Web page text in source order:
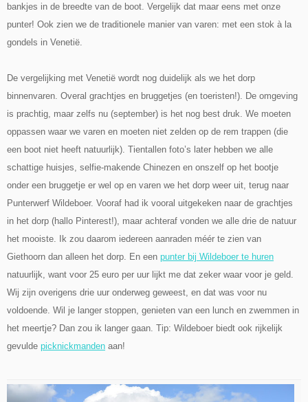
bankjes in de breedte van de boot. Vergelijk dat maar eens met onze
punter! Ook zien we de traditionele manier van varen: met een stok à la
gondels in Venetië.
De vergelijking met Venetië wordt nog duidelijk als we het dorp
binnenvaren. Overal grachtjes en bruggetjes (en toeristen!). De omgeving
is prachtig, maar zelfs nu (september) is het nog best druk. We moeten
oppassen waar we varen en moeten niet zelden op de rem trappen (die
een boot niet heeft natuurlijk). Tientallen foto’s later hebben we alle
schattige huisjes, selfie-makende Chinezen en onszelf op het bootje
onder een bruggetje er wel op en varen we het dorp weer uit, terug naar
Punterwerf Wildeboer. Vooraf had ik vooral uitgekeken naar de grachtjes
in het dorp (hallo Pinterest!), maar achteraf vonden we alle drie de natuur
het mooiste. Ik zou daarom iedereen aanraden méér te zien van
Giethoorn dan alleen het dorp. En een punter bij Wildeboer te huren
natuurlijk, want voor 25 euro per uur lijkt me dat zeker waar voor je geld.
Wij zijn overigens drie uur onderweg geweest, en dat was voor nu
voldoende. Wil je langer stoppen, genieten van een lunch en zwemmen in
het meertje? Dan zou ik langer gaan. Tip: Wildeboer biedt ook rijkelijk
gevulde picknickmanden aan!